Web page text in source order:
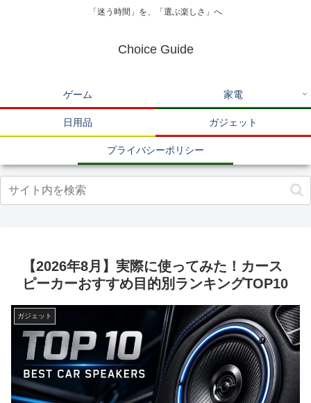
「迷う時間」を、「選ぶ楽しさ」へ
Choice Guide
ゲーム 家電
日用品 ガジェット
プライバシーポリシー
【2026年8月】実際に使ってみた！カース
ピーカーおすすめ目的別ランキングTOP10
ガジェット